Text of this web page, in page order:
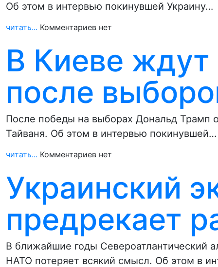
Об этом в интервью покинувшей Украину…
читать... Комментариев нет
В Киеве
после
После победы на выборах Дональд Трамп
Тайваня. Об этом в интервью покинувшей…
читать... Комментариев нет
Украинский
предрекает
В ближайшие годы Североатлантический
НАТО потеряет всякий смысл. Об этом в